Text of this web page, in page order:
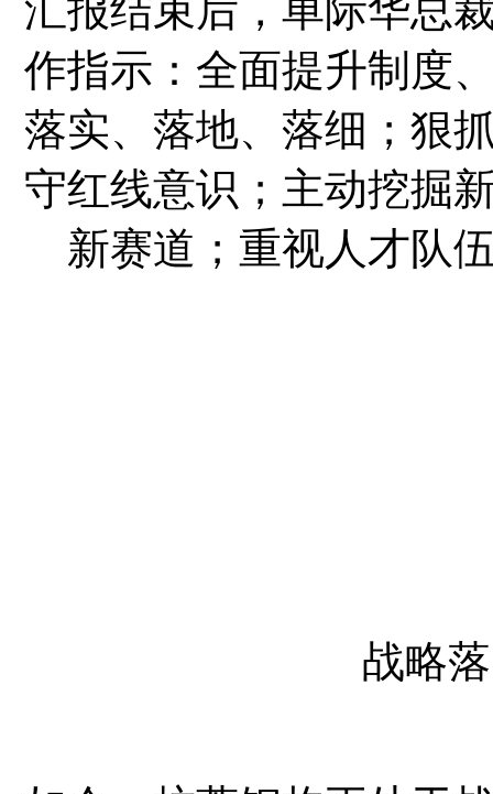
汇报结束后，单际华总
作指示：全面提升制度
落实、落地、落细；狠
守红线意识；主动挖掘
新赛道；重视人才队
战略